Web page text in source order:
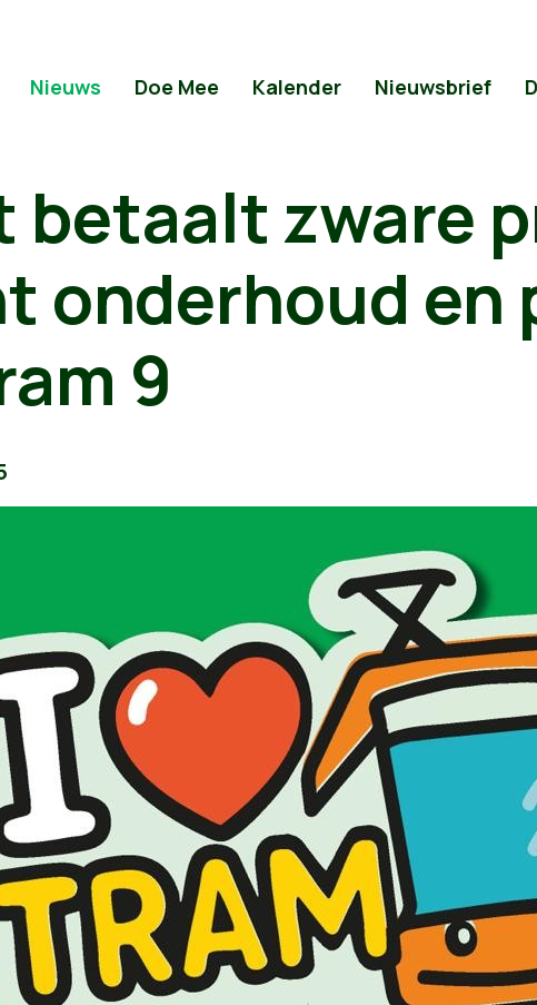
Nieuws Doe Mee Kalender Nieuwsbrief
betaalt zware
onderhoud en
9